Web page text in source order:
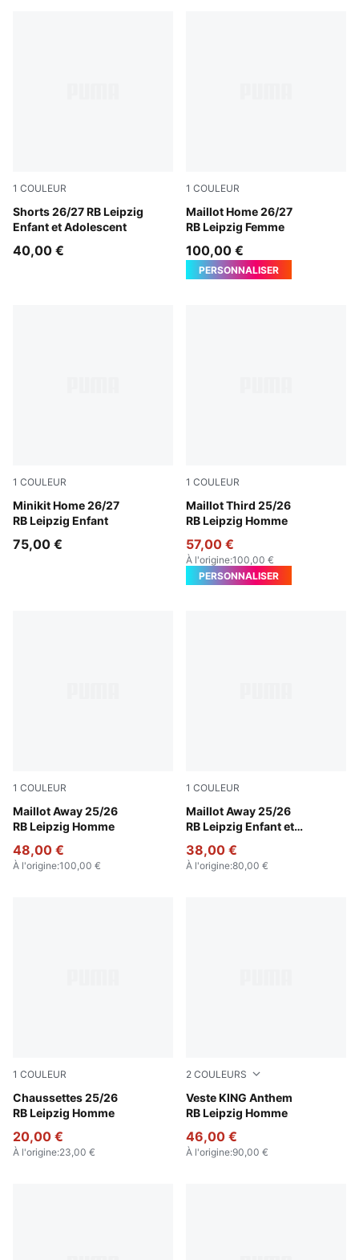
1 COULEUR
Shorts 26/27 RB Leipzig
Enfant et Adolescent
For All Time Red-PUMA White
40,00 €
1 COULEUR
Maillot Home 26/27
RB Leipzig Femme
PUMA White-For All Time
100,00 €
PERSONNALISER
1 COULEUR
Minikit Home 26/27
RB Leipzig Enfant
PUMA White-For All Time Red
75,00 €
1 COULEUR
Maillot Third 25/26
RB Leipzig Homme
PUMA Black-Fast Red
57,00 €
À l'origine:100,00 €
PERSONNALISER
1 COULEUR
Maillot Away 25/26
RB Leipzig Homme
Elektro Blue-For All Time Red
48,00 €
À l'origine:100,00 €
1 COULEUR
Maillot Away 25/26
RB Leipzig Enfant et
Elektro Blue-For All Time
38,00 €
À l'origine:80,00 €
1 COULEUR
Chaussettes 25/26
RB Leipzig Homme
For All Time Red-PUMA White
20,00 €
À l'origine:23,00 €
2 COULEURS
Veste KING Anthem
RB Leipzig Homme
For All Time Red-PUMA
46,00 €
À l'origine:90,00 €